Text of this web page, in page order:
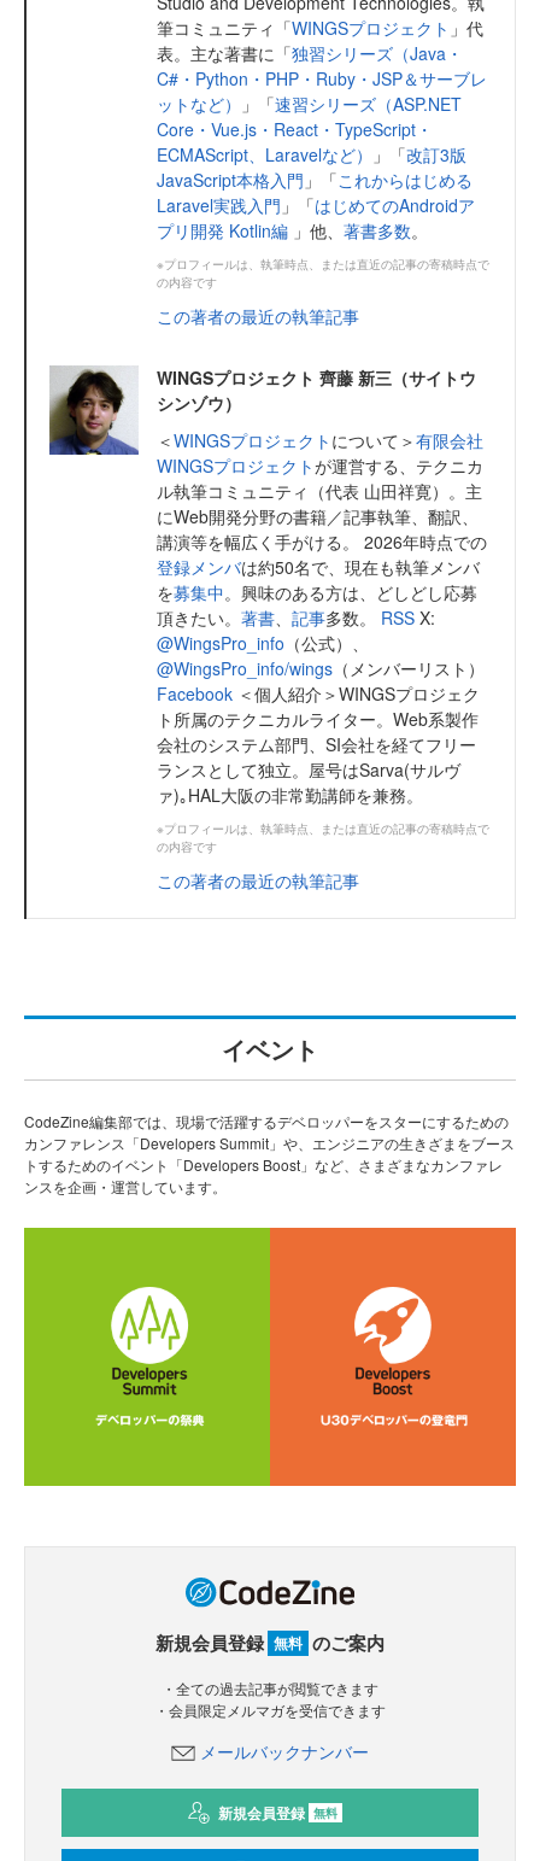
筆コミュニティ「WINGSプロジェクト 」代
表。主な著書に「独習シリーズ（Java・
C#・Python・PHP・Ruby・JSP＆サーブレ
ットなど）
」「速習シリーズ（ASP.NET
Core・Vue.js・React・TypeScript・
ECMAScript、Laravelなど）
」「改訂3版
JavaScript本格入門 」「これからはじめる
Laravel実践入門 」「はじめてのAndroidア
プリ開発 Kotlin編 」他、 著書多数。
※プロフィールは、執筆時点、または直近の記事の寄稿時点で
の内容です
この著者の最近の執筆記事
WINGSプロジェクト 齊藤 新三（サイトウ
シンゾウ）
＜WINGSプロジェクト について＞有限会社
WINGSプロジェクトが運営する、テクニカ
ル執筆コミュニティ（代表 山田祥寛）。主
にWeb開発分野の書籍／記事執筆、翻訳、
講演等を幅広く手がける。 2026年時点での
登録メンバは約50名で、現在も執筆メンバ
を募集中。興味のある方は、どしどし応募
頂きたい。 著書 記事多数。 RSS X:
@WingsPro_info （公式）、
@WingsPro_info/wings （メンバーリスト）
Facebook ＜個人紹介＞WINGSプロジェク
ト所属のテクニカルライター。Web系製作
会社のシステム部門、SI会社を経てフリー
ランスとして独立。屋号はSarva(サルヴ
ァ)｡HAL大阪の非常勤講師を兼務。
※プロフィールは、執筆時点、または直近の記事の寄稿時点で
の内容です
この著者の最近の執筆記事
イベント
CodeZine編集部では、現場で活躍するデベロッパーをスターにするための
カンファレンス「Developers Summit」や、エンジニアの生きざまをブース
トするためのイベント「Developers Boost」など、さまざまなカンファレ
ンスを企画・運営しています。
新規会員登録 無料 のご案内
・全ての過去記事が閲覧できます
・会員限定メルマガを受信できます
メールバックナンバー
新規会員登録 無料